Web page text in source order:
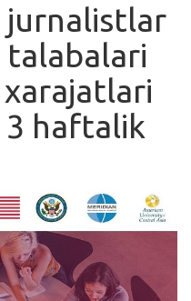
jurnalistlar
3 haftalik